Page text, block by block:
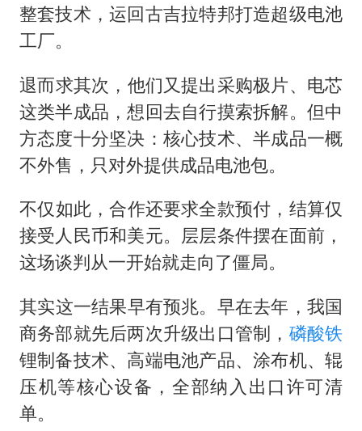
整套技术，运回古吉拉特邦打造超级电池
工厂。
​​退而求其次，他们又提出采购极片、电芯
这类半成品，想回去自行摸索拆解。但中
方态度十分坚决：核心技术、半成品一概
不外售，只对外提供成品电池包。
​​不仅如此，合作还要求全款预付，结算仅
接受人民币和美元。层层条件摆在面前，
这场谈判从一开始就走向了僵局。
​​其实这一结果早有预兆。早在去年，我国
商务部就先后两次升级出口管制， 磷酸铁
锂制备技术、高端电池产品、涂布机、辊
压机等核心设备，全部纳入出口许可清
单。